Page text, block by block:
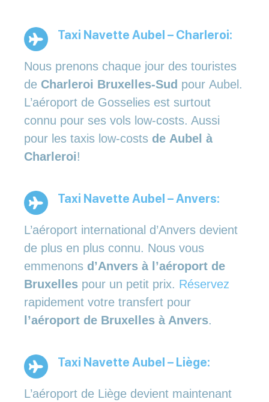
Taxi Navette Aubel – Charleroi:
Nous prenons chaque jour des touristes
de Charleroi Bruxelles-Sud pour Aubel.
L’aéroport de Gosselies est surtout
connu pour ses vols low-costs. Aussi
pour les taxis low-costs de Aubel à
Charleroi!
Taxi Navette Aubel – Anvers:
L’aéroport international d’Anvers devient
de plus en plus connu. Nous vous
emmenons d’Anvers à l’aéroport de
Bruxelles pour un petit prix. Réservez
rapidement votre transfert pour
l’aéroport de Bruxelles à Anvers.
Taxi Navette Aubel – Liège:
L’aéroport de Liège devient maintenant